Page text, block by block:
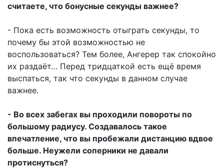
считаете, что бонусные секунды важнее?
- Пока есть возможность отыграть секунды, то
почему бы этой возможностью не
воспользоваться? Тем более, Ангерер так спокойно
их раздаёт… Перед тридцаткой есть ещё время
выспаться, так что секунды в данном случае
важнее.
- Во всех забегах вы проходили повороты по
большому радиусу. Создавалось такое
впечатление, что вы пробежали дистанцию вдвое
больше. Неужели соперники не давали
протиснуться?